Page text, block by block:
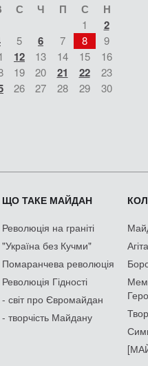
С Ч П С Н
1 2
5 6 7 8
9
12 13 14 15
16
19 20 21 22
23
26 27 28 29
30
ЩО ТАКЕ МАЙДАН
Революція на граніті
"Україна без Кучми"
Помаранчева революція
Революція Гідності
- світ про Євромайдан
- творчість Майдану